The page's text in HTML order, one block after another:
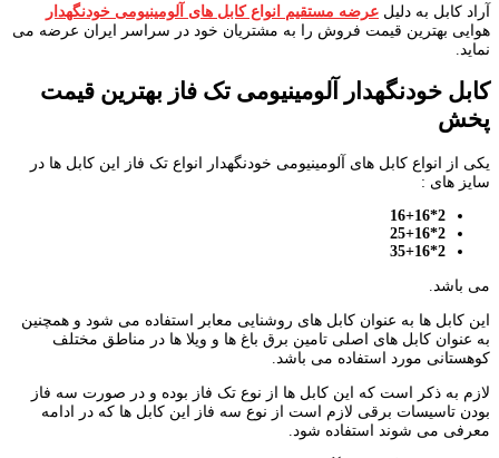
آراد کابل به دلیل عرضه مستقیم انواع کابل های آلومینیومی خودنگهدار
هوایی بهترین قیمت فروش را به مشتریان خود در سراسر ایران عرضه می
نماید.
کابل خودنگهدار آلومینیومی تک فاز بهترین قیمت
پخش
یکی از انواع کابل های آلومینیومی خودنگهدار انواع تک فاز این کابل ها در
سایز های :
2*16+16
2*25+16
2*35+16
می باشد.
این کابل ها به عنوان کابل های روشنایی معابر استفاده می شود و همچنین
به عنوان کابل های اصلی تامین برق باغ ها و ویلا ها در مناطق مختلف
کوهستانی مورد استفاده می باشد.
لازم به ذکر است که این کابل ها از نوع تک فاز بوده و در صورت سه فاز
بودن تاسیسات برقی لازم است از نوع سه فاز این کابل ها که در ادامه
معرفی می شوند استفاده شود.